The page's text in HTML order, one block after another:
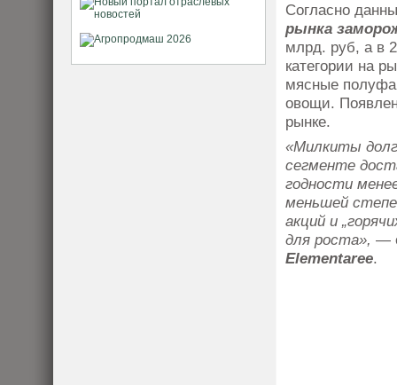
Согласно
рынка
млрд. руб, а в
категории на
мясные
овощи.
рынке.
«Милкиты
сегменте
годности
меньшей
акций и
для роста», —
Elementaree.